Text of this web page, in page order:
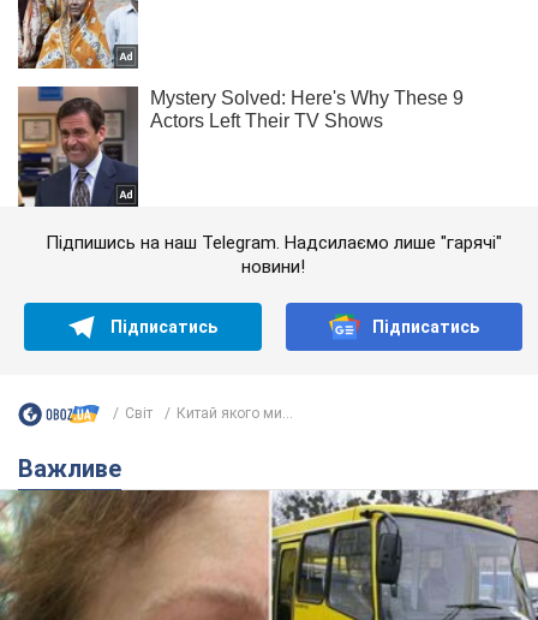
Підпишись на наш Telegram. Надсилаємо лише "гарячі"
новини!
Підписатись Підписатись
Світ Китай якого ми...
Важливе